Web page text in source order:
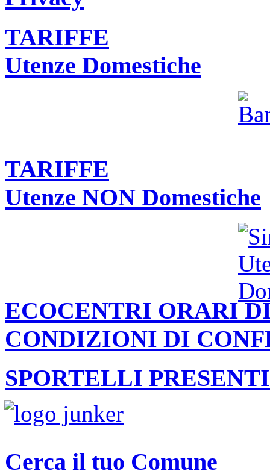
TARIFFE
Utenze Domestiche
TARIFFE
Utenze NON Domestiche
ECOCENTRI ORARI
CONDIZIONI DI
SPORTELLI
Cerca il tuo Comune